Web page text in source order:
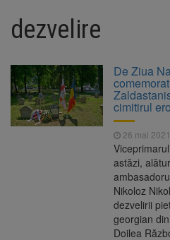
fostului complex Duplex 91, de
Star
Nivelul Dunării a început să
8 august 2026
Asociația
Iluminat cere reducerea luminii
nopții, nu oprirea iluminatului
7 august 2026
Trafic blocat pe
– Poiana Brașov după un
persoane primesc îngrijiri
Se schimbă
medic specialist. Subiecte
aceeași oră și același barem
dezvelire
De Ziua
cimitirul
26 mai 2021
astăzi,
Nikoloz
dezvelirii
georgian
Doilea